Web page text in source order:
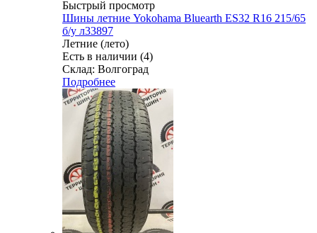
Быстрый просмотр
Шины летние Yokohama Bluearth ES32 R16 215/65
б/у л33897
Летние (лето)
Есть в наличии (4)
Склад: Волгоград
Подробнее